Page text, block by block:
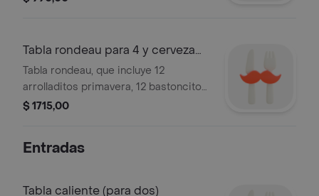
Tabla rondeau para 4 y cerveza
de litro
Tabla rondeau, que incluye 12
arrolladitos primavera, 12 bastoncitos
de muzzarella, 12 aros de cebolla, 8
milanesa de carne, 1 pan y 3 dips de
pimentón) con una cerveza patricia
$ 1715,00
Entradas
Tabla caliente (para dos)